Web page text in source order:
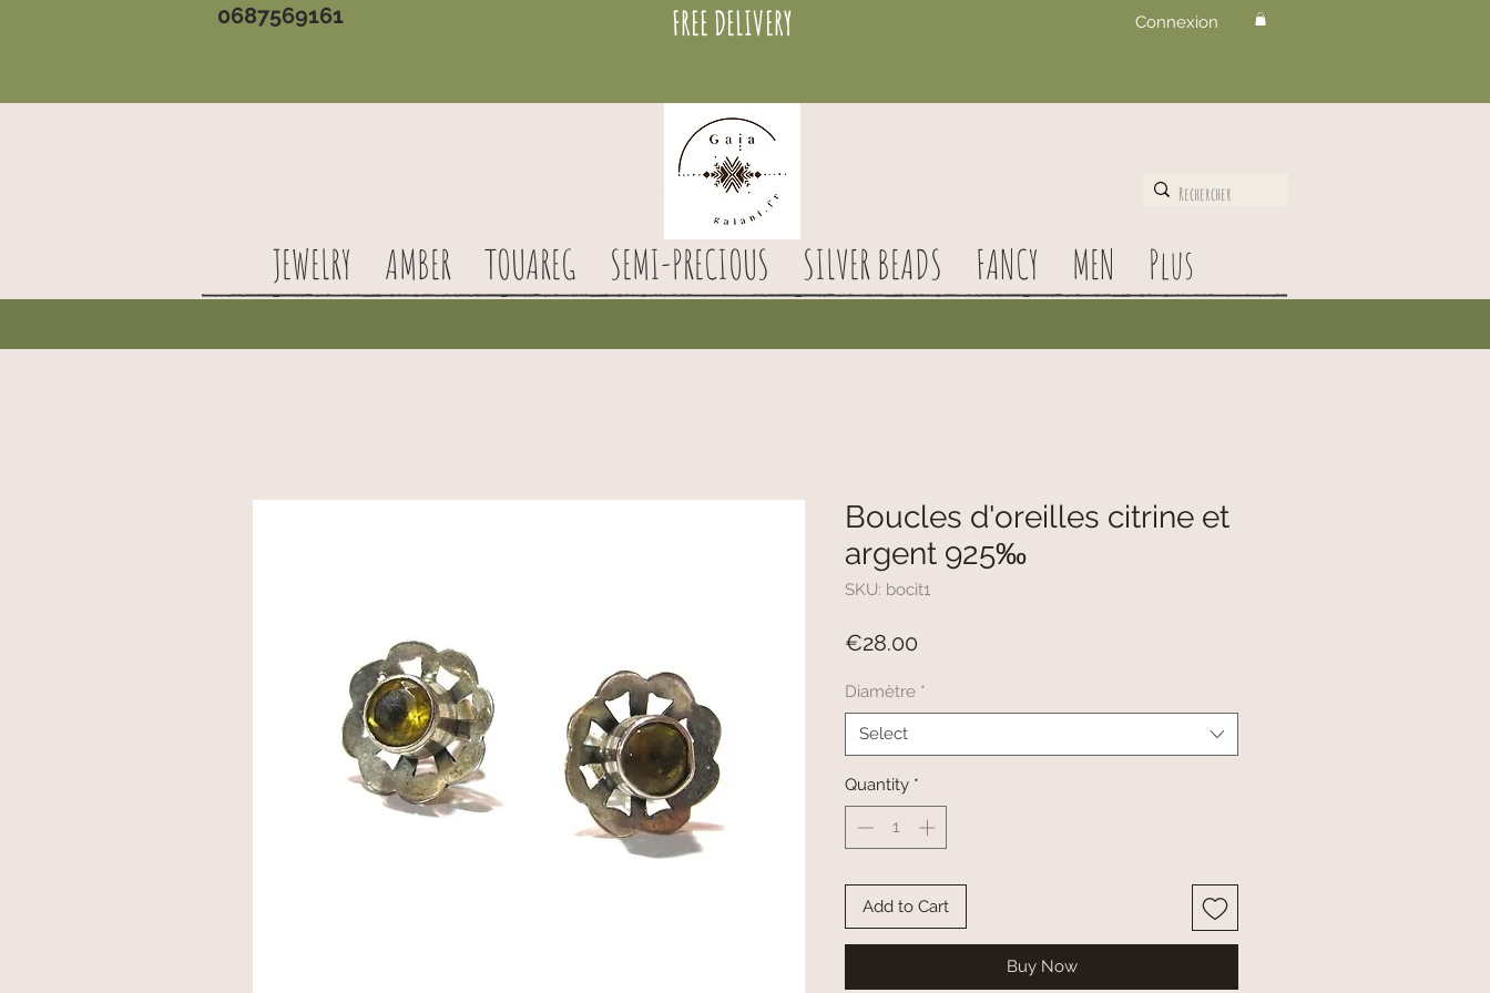
0687569161 FREE DELIVERY Connexion
JEWELRY AMBER TOUAREG SEMI-PRECIOUS SILVER BEADS FANCY MEN Plus
Boucles d'oreilles citrine et
argent 925‰
SKU: bocit1
€28.00
Diamètre *
Select
Quantity *
Add to Cart
Buy Now